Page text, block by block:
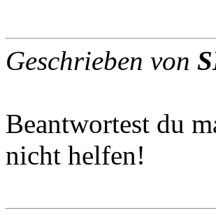
Geschrieben von
Beantwortest du
nicht helfen!